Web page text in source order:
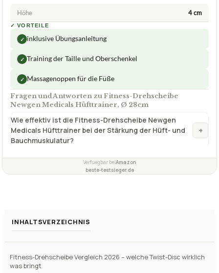
Höhe 4 cm
✓ VORTEILE
✓ inklusive Übungsanleitung
✓ Training der Taille und Oberschenkel
✓ Massagenoppen für die Füße
Fragen und Antworten zu Fitness-Drehscheibe
Newgen Medicals Hüfttrainer, Ø 28cm
Wie effektiv ist die Fitness-Drehscheibe Newgen
Medicals Hüfttrainer bei der Stärkung der Hüft- und
Bauchmuskulatur?
+
Verfuegbar beiAmazon
beste-testsieger.de
INHALTSVERZEICHNIS
Fitness-Drehscheibe Vergleich 2026 – welche Twist-Disc wirklich
was bringt